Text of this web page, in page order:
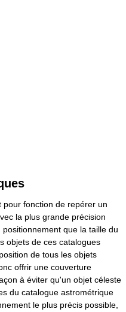
pour fonction de repérer un
la plus grande précision
que la taille du
objets de ces catalogues
de tous les objets
offrir une couverture
à éviter qu'un objet céleste
du catalogue astrométrique
le plus précis possible,